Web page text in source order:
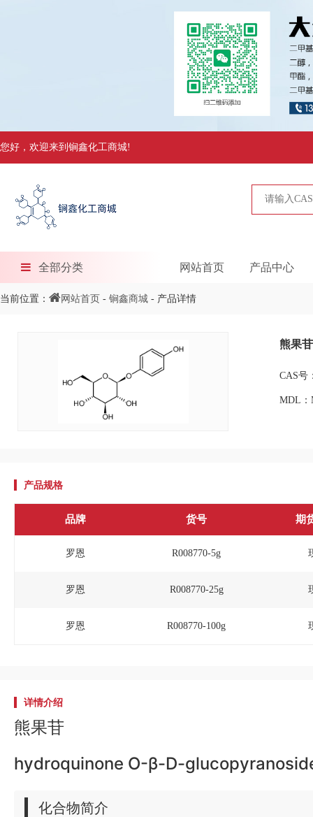
您好，欢迎来到锏鑫化工商城!
全部分类 网站首页 产品中心
当前位置： 网站首页 - 锏鑫商城 - 产品详情
熊果
CAS号
MDL：
产品规格
品牌 货号 期
罗恩 R008770-5g
罗恩 R008770-25g
罗恩 R008770-100g
详情介绍
熊果苷
hydroquinone O-β-D-
化合物简介